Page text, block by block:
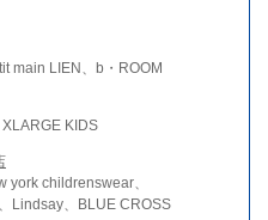
main LIEN、b・ROOM
KIDS
york childrenswear、
Lindsay、BLUE CROSS